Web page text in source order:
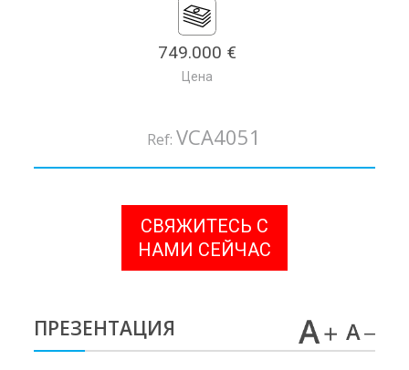
749.000 €
Цена
Ref: VCA4051
СВЯЖИТЕСЬ С
НАМИ СЕЙЧАС
ПРЕЗЕНТАЦИЯ